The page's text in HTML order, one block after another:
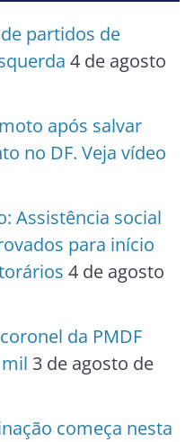
partidos de
4 de agosto
após salvar
no DF. Veja vídeo
Assistência social
para início
4 de agosto
da PMDF
3 de agosto de
começa nesta